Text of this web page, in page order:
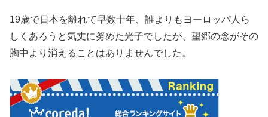
19歳で日本を離れて早数十年、誰よりもヨーロッパ人ら
しくあろうと気丈に努めた光子でしたが、望郷の念がその
胸中より消えることはありませんでした。